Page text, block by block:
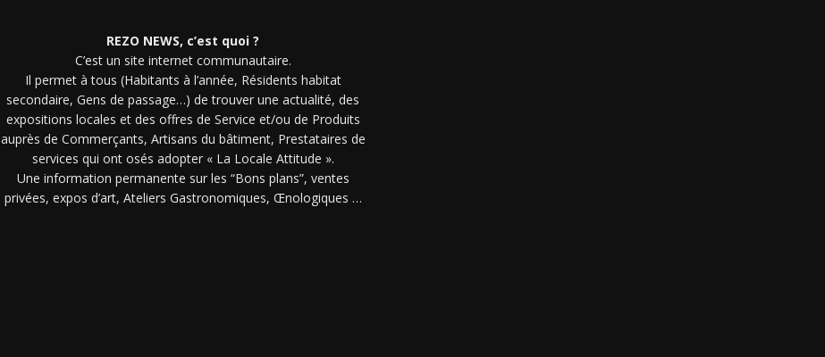
REZO NEWS, c’est quoi ?
C’est un site internet communautaire.
Il permet à tous (Habitants à l’année, Résidents habitat
secondaire, Gens de passage…) de trouver une actualité, des
expositions locales et des offres de Service et/ou de Produits
auprès de Commerçants, Artisans du bâtiment, Prestataires de
services qui ont osés adopter « La Locale Attitude ».
Une information permanente sur les “Bons plans”, ventes
privées, expos d’art, Ateliers Gastronomiques, Œnologiques …